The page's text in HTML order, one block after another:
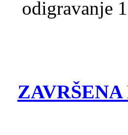
odigravanje